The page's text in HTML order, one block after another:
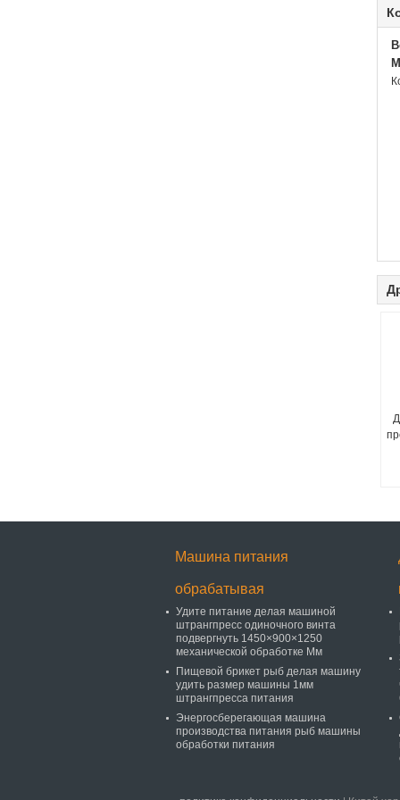
Машина питания
обрабатывая
Удите питание делая машиной
штрангпресс одиночного винта
подвергнуть 1450×900×1250
механической обработке Мм
Пищевой брикет рыб делая машину
удить размер машины 1мм
штрангпресса питания
Энергосберегающая машина
производства питания рыб машины
обработки питания